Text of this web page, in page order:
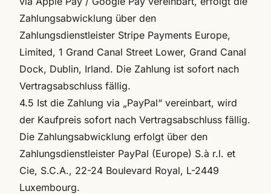
Zahlungsabwicklung über den
Zahlungsdienstleister Stripe Payments Europe,
Limited, 1 Grand Canal Street Lower, Grand Canal
Dock, Dublin, Irland. Die Zahlung ist sofort nach
Vertragsabschluss fällig.
4.5 Ist die Zahlung via „PayPal“ vereinbart, wird
der Kaufpreis sofort nach Vertragsabschluss fällig.
Die Zahlungsabwicklung erfolgt über den
Zahlungsdienstleister PayPal (Europe) S.à r.l. et
Cie, S.C.A., 22-24 Boulevard Royal, L-2449
Luxembourg.